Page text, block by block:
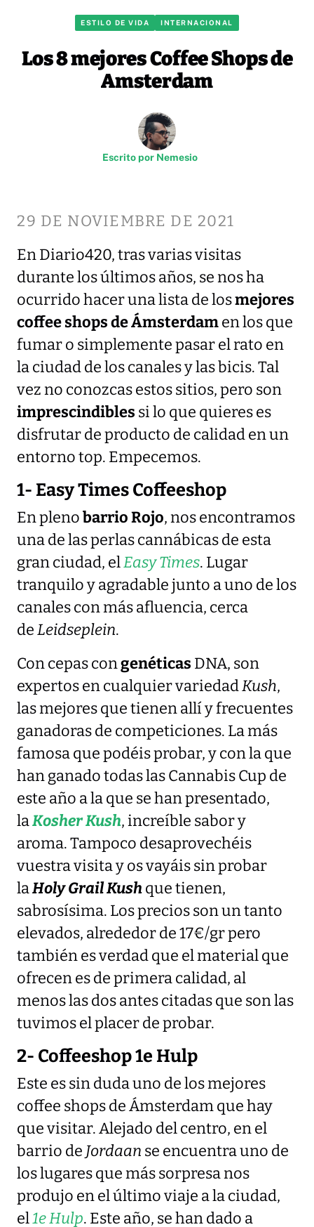
ESTILO DE VIDA INTERNACIONAL
Los 8 mejores Coffee Shops de
Amsterdam
Escrito por Nemesio
29 DE NOVIEMBRE DE 2021
En Diario420, tras varias visitas
durante los últimos años, se nos ha
ocurrido hacer una lista de losmejores
coffee shops de Ámsterdamen los que
fumar o simplemente pasar el rato en
la ciudad de los canales y las bicis. Tal
vez no conozcas estos sitios, pero son
imprescindibles si lo que quieres es
disfrutar de producto de calidad en un
entorno top. Empecemos.
1- Easy Times Coffeeshop
En plenobarrio Rojo, nos encontramos
una de las perlas cannábicas de esta
gran ciudad, elEasy Times. Lugar
tranquilo y agradable junto a uno de los
canales con más afluencia, cerca
deLeidseplein.
Con cepas congenéticas DNA, son
expertos en cualquier variedadKush,
las mejores que tienen allí y frecuentes
ganadoras de competiciones. La más
famosa que podéis probar, y con la que
han ganado todas las Cannabis Cup de
este año a la que se han presentado,
laKosher Kush, increíble sabor y
aroma. Tampoco desaprovechéis
vuestra visita y os vayáis sin probar
laHoly Grail Kushque tienen,
sabrosísima. Los precios son un tanto
elevados, alrededor de 17€/gr pero
también es verdad que el material que
ofrecen es de primera calidad, al
menos las dos antes citadas que son las
tuvimos el placer de probar.
2- Coffeeshop 1e Hulp
Este es sin duda uno de los mejores
coffee shops de Ámsterdam que hay
que visitar. Alejado del centro, en el
barrio de Jordaan se encuentra uno de
los lugares que más sorpresa nos
produjo en el último viaje a la ciudad,
el1e Hulp. Este año, se han dado a